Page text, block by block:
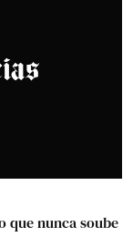
que nunca soube